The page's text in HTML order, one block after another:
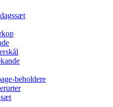
beholdere